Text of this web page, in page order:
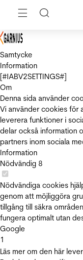
Samtycke
Information
[#IABV2SETTINGS#]
Om
Denna sida använder
Vi använder cookies för
leverera funktioner i
delar också information
partners inom sociala
Information
Nödvändig 8
Nödvändiga cookies
genom att möjliggöra
tillgång till säkra
fungera optimalt utan
Google
1
Läs mer om den här